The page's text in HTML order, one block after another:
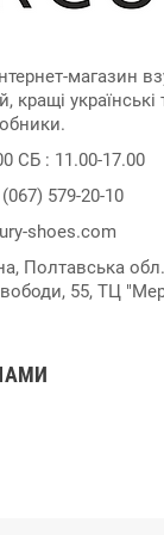
магазин
кращі українські
СБ : 11.00-17.00
579-20-10
shoes.com
Полтавська
55, ТЦ